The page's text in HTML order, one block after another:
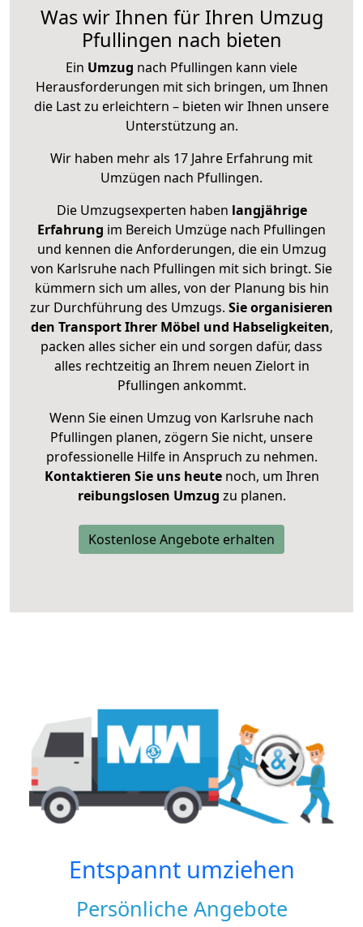
Was wir Ihnen für Ihren Umzug
Pfullingen nach bieten
Ein Umzug nach Pfullingen kann viele
Herausforderungen mit sich bringen, um Ihnen
die Last zu erleichtern – bieten wir Ihnen unsere
Unterstützung an.
Wir haben mehr als 17 Jahre Erfahrung mit
Umzügen nach Pfullingen.
Die Umzugsexperten haben langjährige
Erfahrung im Bereich Umzüge nach Pfullingen
und kennen die Anforderungen, die ein Umzug
von Karlsruhe nach Pfullingen mit sich bringt. Sie
kümmern sich um alles, von der Planung bis hin
zur Durchführung des Umzugs. Sie organisieren
den Transport Ihrer Möbel und Habseligkeiten,
packen alles sicher ein und sorgen dafür, dass
alles rechtzeitig an Ihrem neuen Zielort in
Pfullingen ankommt.
Wenn Sie einen Umzug von Karlsruhe nach
Pfullingen planen, zögern Sie nicht, unsere
professionelle Hilfe in Anspruch zu nehmen.
Kontaktieren Sie uns heutenoch, um Ihren
reibungslosen Umzug zu planen.
Kostenlose Angebote erhalten
Entspannt umziehen
Persönliche Angebote